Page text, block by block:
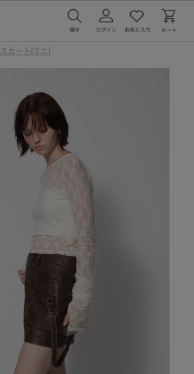
スカート(ミニ)